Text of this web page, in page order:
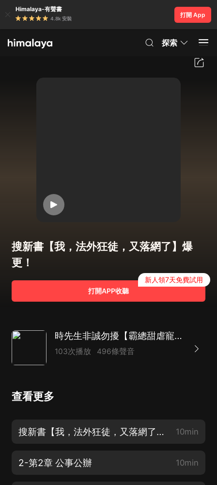
Himalaya-有聲書
4.8k 安裝
打開 App
探索
搜新書【我，法外狂徒，又落網了】爆
更！
打開APP收聽
新人領7天免費試用
時先生非誠勿擾【霸總甜虐寵】+先婚后愛+豪門聯姻+都市言情+聲控福利+多播劇
103次播放 496條聲音
查看更多
搜新書【我，法外狂徒，又落網了】爆更！ 10min
2-第2章 公事公辦 10min